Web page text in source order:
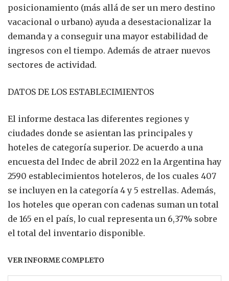
posicionamiento (más allá de ser un mero destino
vacacional o urbano) ayuda a desestacionalizar la
demanda y a conseguir una mayor estabilidad de
ingresos con el tiempo. Además de atraer nuevos
sectores de actividad.
DATOS DE LOS ESTABLECIMIENTOS
El informe destaca las diferentes regiones y
ciudades donde se asientan las principales y
hoteles de categoría superior. De acuerdo a una
encuesta del Indec de abril 2022 en la Argentina hay
2590 establecimientos hoteleros, de los cuales 407
se incluyen en la categoría 4 y 5 estrellas. Además,
los hoteles que operan con cadenas suman un total
de 165 en el país, lo cual representa un 6,37% sobre
el total del inventario disponible.
VER INFORME COMPLETO